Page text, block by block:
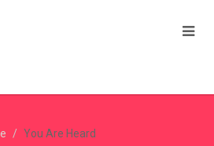
You Are Heard